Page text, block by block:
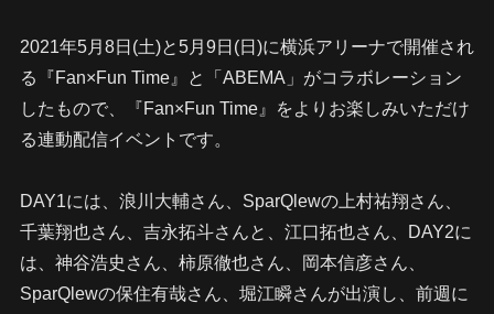
2021年5月8日(土)と5月9日(日)に横浜アリーナで開催され
る『Fan×Fun Time』と「ABEMA」がコラボレーション
したもので、『Fan×Fun Time』をよりお楽しみいただけ
る連動配信イベントです。
DAY1には、浪川大輔さん、SparQlewの上村祐翔さん、
千葉翔也さん、吉永拓斗さんと、江口拓也さん、DAY2に
は、神谷浩史さん、柿原徹也さん、岡本信彦さん、
SparQlewの保住有哉さん、堀江瞬さんが出演し、前週に